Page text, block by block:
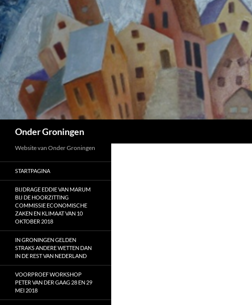
Ga
naar
de
inhoud
Onder Groningen
Website van Onder Groningen
STARTPAGINA
BIJDRAGE EDDIE VAN MARUM
BIJ DE HOORZITTING
COMMISSIE ECONOMISCHE
ZAKEN EN KLIMAAT VAN 10
OKTOBER 2018
IN GRONINGEN GELDEN
STRAKS ANDERE WETTEN DAN
IN DE REST VAN NEDERLAND
VOORPROEF WORKSHOP
PETER VAN DER GAAG 28 EN 29
MEI 2018